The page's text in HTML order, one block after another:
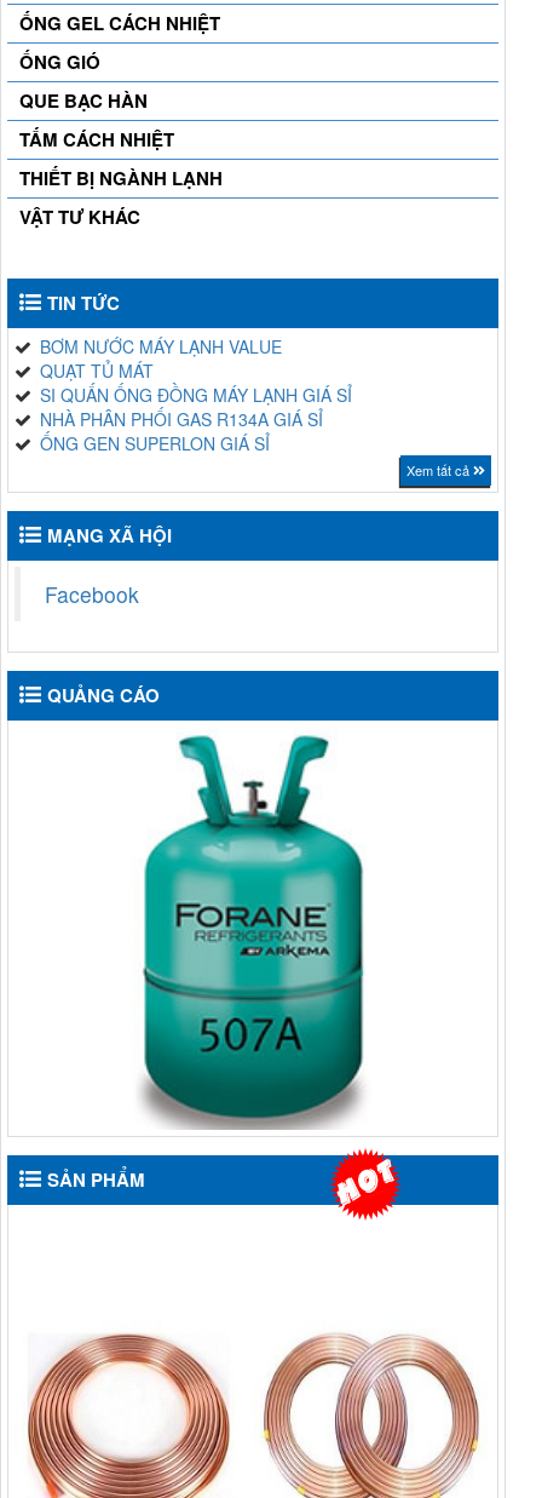
ỐNG GEL CÁCH NHIỆT
ỐNG GIÓ
QUE BẠC HÀN
TẤM CÁCH NHIỆT
THIẾT BỊ NGÀNH LẠNH
VẬT TƯ KHÁC
TIN TỨC
BƠM NƯỚC MÁY LẠNH VALUE
QUẠT TỦ MÁT
SI QUẤN ỐNG ĐỒNG MÁY LẠNH GIÁ SỈ
NHÀ PHÂN PHỐI GAS R134A GIÁ SỈ
ỐNG GEN SUPERLON GIÁ SỈ
Xem tất cả
MẠNG XÃ HỘI
Facebook
QUẢNG CÁO
SẢN PHẨM